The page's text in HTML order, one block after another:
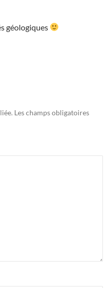
géologiques
Les champs obligatoires